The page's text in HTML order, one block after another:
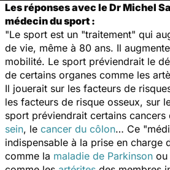
Les réponses avec le Dr Michel
médecin du sport :
"Le sport est un "traitement" qui
de vie, même à 80 ans. Il
mobilité. Le sport préviendrait le
de certains organes comme les
Il jouerait sur les facteurs de
les facteurs de risque osseux, sur
sport préviendrait certains cancers
sein, le cancer du côlon… Ce
indispensable à la prise en charge
comme la maladie de Parkinson ou